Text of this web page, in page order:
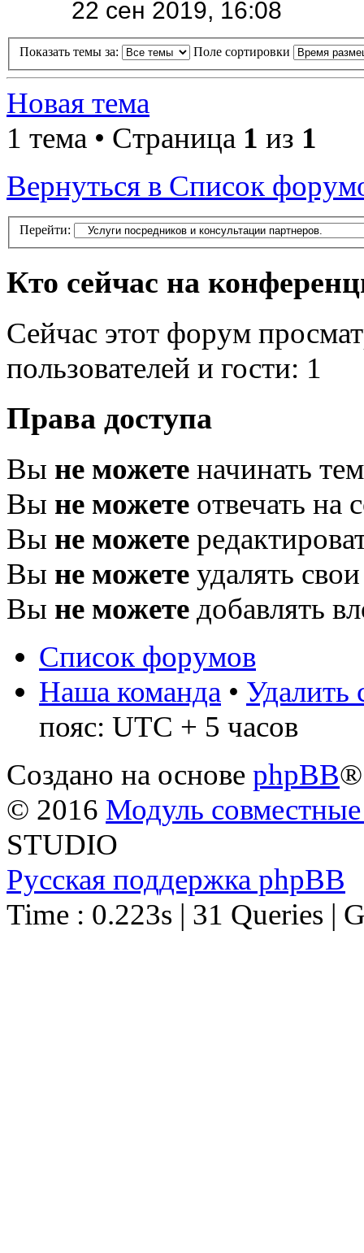
22 сен 2019, 16:08
Показать темы за: Поле сортировки
Новая тема
1 тема • Страница 1 из 1
Вернуться в Список
Перейти:
Кто сейчас на
Сейчас этот форум
пользователей и гости: 1
Права доступа
Вы не можете начинать
Вы не можете отвечать на
Вы не можете
Вы не можете удалять
Вы не можете добавлять
Список форумов
Наша команда • Удалить
пояс: UTC + 5 часов
Создано на основе phpBB®
© 2016 Модуль
STUDIO
Русская поддержка phpBB
Time : 0.223s | 31 Queries |